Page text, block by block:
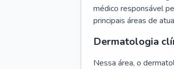
médico responsável
principais áreas de
Dermatologia
Nessa área, o